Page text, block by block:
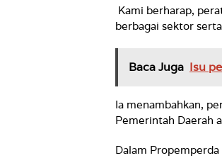
Kami berharap,
berbagai sektor
Baca Juga Isu
Ia menambahkan,
Pemerintah Daerah
Dalam